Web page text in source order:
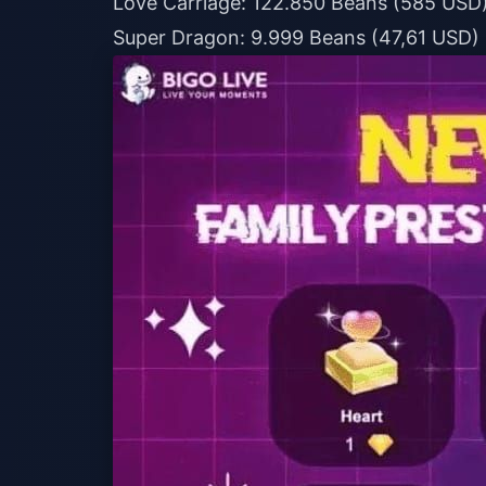
Super Dragon: 9.999 Beans (47,61 USD)